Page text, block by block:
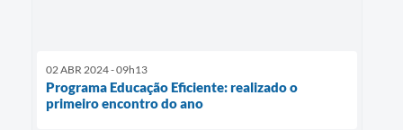
02 ABR 2024 - 09h13
Programa Educação Eficiente: realizado o
primeiro encontro do ano